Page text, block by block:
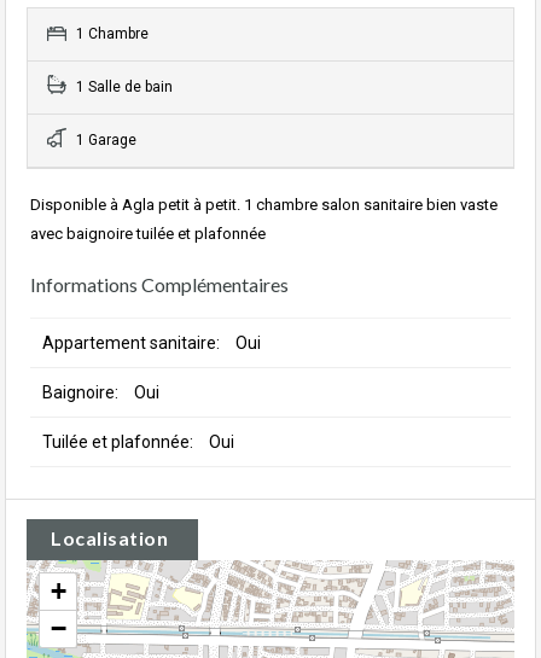
1 Chambre
1 Salle de bain
1 Garage
Disponible à Agla petit à petit. 1 chambre salon sanitaire bien vaste
avec baignoire tuilée et plafonnée
Informations Complémentaires
Appartement sanitaire: Oui
Baignoire: Oui
Tuilée et plafonnée: Oui
Localisation
+
−